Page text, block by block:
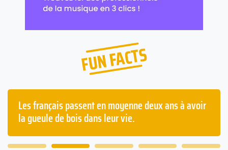
FUN FACTS
Les français passent en moyenne deux ans à avoir
la gueule de bois dans leur vie.